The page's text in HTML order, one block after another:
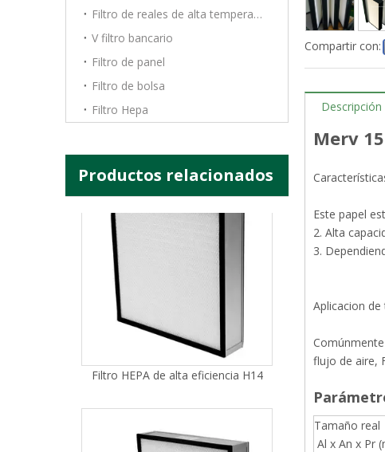
Filtro de reales de alta temperatura
V filtro bancario
Filtro de panel
Filtro de bolsa
Filtro Hepa
Productos relacionados
Filtro HEPA de alta eficiencia H14
Filtro mini-plisado (HEPA ULPA)
Compartir con:
Merv
Este papel
2. Alta
3.
Aplicacion
flujo de aire,
Tamaño real
Al x An x Pr